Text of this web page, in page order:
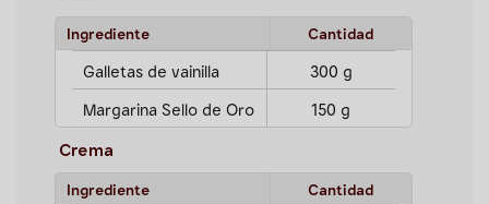
Ingrediente Cantidad
Galletas de vainilla 300 g
Margarina Sello de Oro 150 g
Crema
Ingrediente Cantidad